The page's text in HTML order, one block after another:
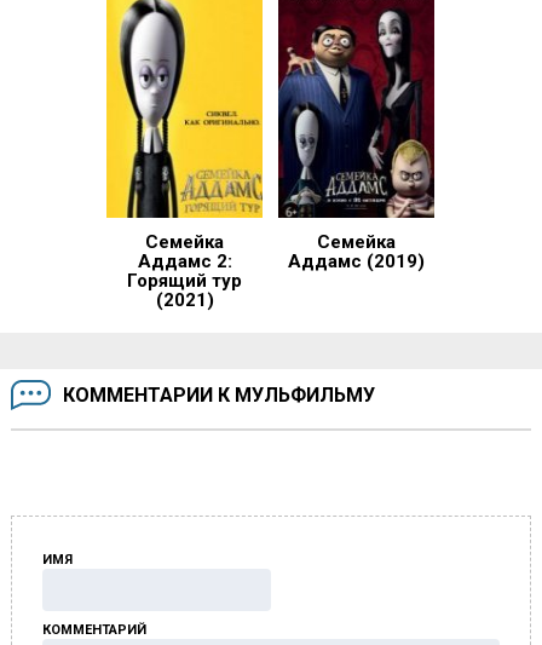
Семейка
Аддамс 2:
Горящий тур
(2021)
Семейка
Аддамс (2019)
КОММЕНТАРИИ К МУЛЬФИЛЬМУ
ИМЯ
КОММЕНТАРИЙ